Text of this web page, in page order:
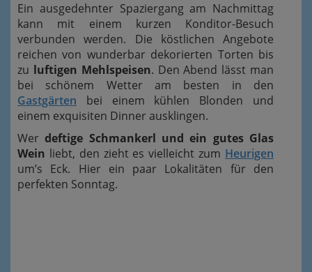
Ein ausgedehnter Spaziergang am Nachmittag
kann mit einem kurzen Konditor-Besuch
verbunden werden. Die köstlichen Angebote
reichen von wunderbar dekorierten Torten bis
zu luftigen Mehlspeisen. Den Abend lässt man
bei schönem Wetter am besten in den
Gastgärten bei einem kühlen Blonden und
einem exquisiten Dinner ausklingen.
Werdeftige Schmankerl und ein gutes Glas
Wein liebt, den zieht es vielleicht zum Heurigen
um’s Eck. Hier ein paar Lokalitäten für den
perfekten Sonntag.